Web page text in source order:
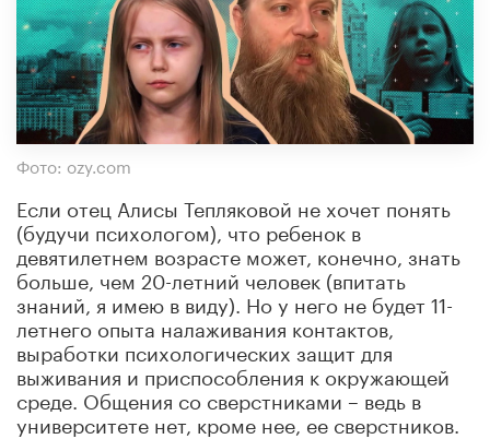
Фото: ozy.com
Если отец Алисы Тепляковой не хочет понять
(будучи психологом), что ребенок в
девятилетнем возрасте может, конечно, знать
больше, чем 20-летний человек (впитать
знаний, я имею в виду). Но у него не будет 11-
летнего опыта налаживания контактов,
выработки психологических защит для
выживания и приспособления к окружающей
среде. Общения со сверстниками – ведь в
университете нет, кроме нее, ее сверстников.